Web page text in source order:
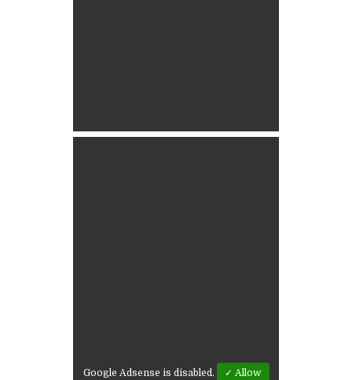
Google Adsense is disabled. ✓ Allow